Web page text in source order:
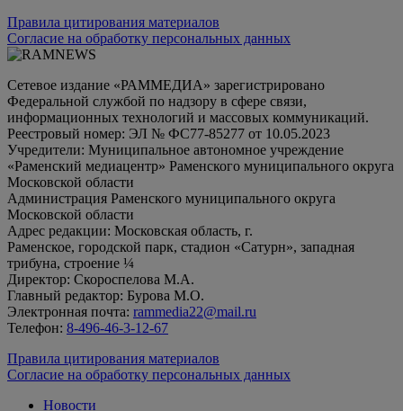
Правила цитирования материалов
Согласие на обработку персональных данных
Сетевое издание «РАММЕДИА» зарегистрировано
Федеральной службой по надзору в сфере связи,
информационных технологий и массовых коммуникаций.
Реестровый номер: ЭЛ № ФС77-85277 от 10.05.2023
Учредители: Муниципальное автономное учреждение
«Раменский медиацентр» Раменского муниципального округа
Московской области
Администрация Раменского муниципального округа
Московской области
Адрес редакции: Московская область, г.
Раменское, городской парк, стадион «Сатурн», западная
трибуна, строение ¼
Директор: Скороспелова М.А.
Главный редактор: Бурова М.О.
Электронная почта: rammedia22@mail.ru
Телефон: 8-496-46-3-12-67
Правила цитирования материалов
Согласие на обработку персональных данных
Новости